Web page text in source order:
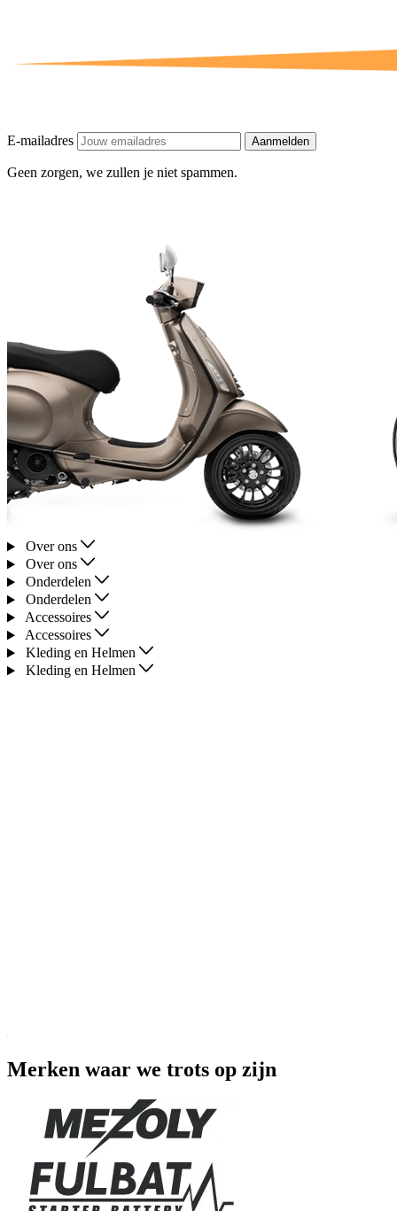
E-mailadres Aanmelden
Geen zorgen, we zullen je niet spammen.
Over ons
Over ons
Onderdelen
Onderdelen
Accessoires
Accessoires
Kleding en Helmen
Kleding en Helmen
Merken waar we trots op zijn